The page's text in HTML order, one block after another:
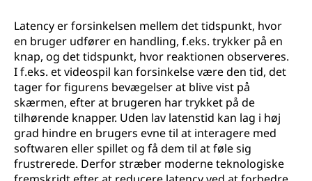
Latency er forsinkelsen mellem det tidspunkt, hvor
en bruger udfører en handling, f.eks. trykker på en
knap, og det tidspunkt, hvor reaktionen observeres.
I f.eks. et videospil kan forsinkelse være den tid, det
tager for figurens bevægelser at blive vist på
skærmen, efter at brugeren har trykket på de
tilhørende knapper. Uden lav latenstid kan lag i høj
grad hindre en brugers evne til at interagere med
softwaren eller spillet og få dem til at føle sig
frustrerede. Derfor stræber moderne teknologiske